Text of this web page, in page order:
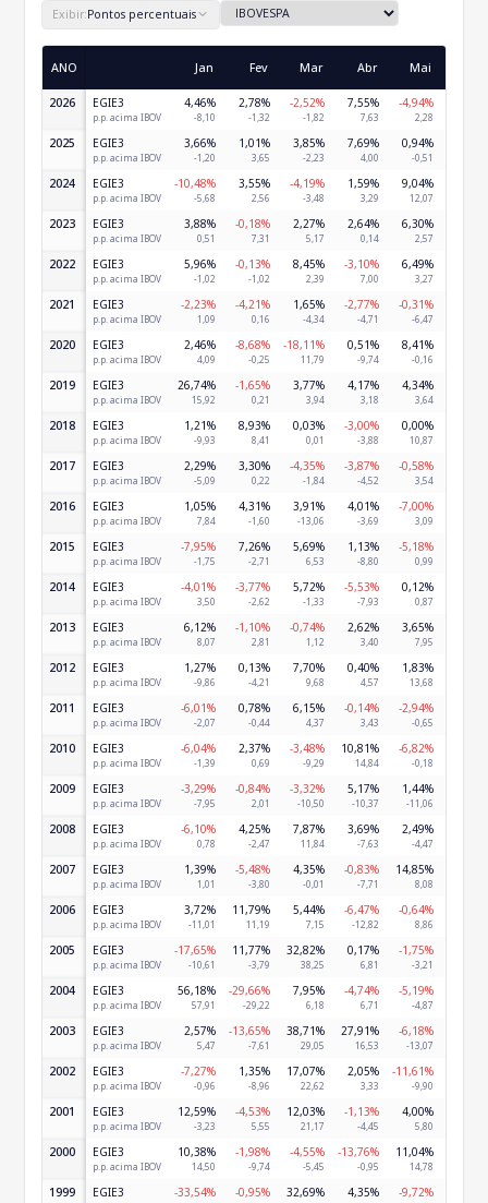
Exibir:Pontos percentuais
ANO Jan Fev Mar Abr Mai
2026 EGIE3
p.p. acima IBOV
4,46%
-8,10
2,78%
-1,32
-2,52%
-1,82
7,55%
7,63
-4,94%
2,28
2025 EGIE3
p.p. acima IBOV
3,66%
-1,20
1,01%
3,65
3,85%
-2,23
7,69%
4,00
0,94%
-0,51
2024 EGIE3
p.p. acima IBOV
-10,48%
-5,68
3,55%
2,56
-4,19%
-3,48
1,59%
3,29
9,04%
12,07
2023 EGIE3
p.p. acima IBOV
3,88%
0,51
-0,18%
7,31
2,27%
5,17
2,64%
0,14
6,30%
2,57
2022 EGIE3
p.p. acima IBOV
5,96%
-1,02
-0,13%
-1,02
8,45%
2,39
-3,10%
7,00
6,49%
3,27
2021 EGIE3
p.p. acima IBOV
-2,23%
1,09
-4,21%
0,16
1,65%
-4,34
-2,77%
-4,71
-0,31%
-6,47
2020 EGIE3
p.p. acima IBOV
2,46%
4,09
-8,68%
-0,25
-18,11%
11,79
0,51%
-9,74
8,41%
-0,16
2019 EGIE3
p.p. acima IBOV
26,74%
15,92
-1,65%
0,21
3,77%
3,94
4,17%
3,18
4,34%
3,64
2018 EGIE3
p.p. acima IBOV
1,21%
-9,93
8,93%
8,41
0,03%
0,01
-3,00%
-3,88
0,00%
10,87
2017 EGIE3
p.p. acima IBOV
2,29%
-5,09
3,30%
0,22
-4,35%
-1,84
-3,87%
-4,52
-0,58%
3,54
2016 EGIE3
p.p. acima IBOV
1,05%
7,84
4,31%
-1,60
3,91%
-13,06
4,01%
-3,69
-7,00%
3,09
2015 EGIE3
p.p. acima IBOV
-7,95%
-1,75
7,26%
-2,71
5,69%
6,53
1,13%
-8,80
-5,18%
0,99
2014 EGIE3
p.p. acima IBOV
-4,01%
3,50
-3,77%
-2,62
5,72%
-1,33
-5,53%
-7,93
0,12%
0,87
2013 EGIE3
p.p. acima IBOV
6,12%
8,07
-1,10%
2,81
-0,74%
1,12
2,62%
3,40
3,65%
7,95
2012 EGIE3
p.p. acima IBOV
1,27%
-9,86
0,13%
-4,21
7,70%
9,68
0,40%
4,57
1,83%
13,68
2011 EGIE3
p.p. acima IBOV
-6,01%
-2,07
0,78%
-0,44
6,15%
4,37
-0,14%
3,43
-2,94%
-0,65
2010 EGIE3
p.p. acima IBOV
-6,04%
-1,39
2,37%
0,69
-3,48%
-9,29
10,81%
14,84
-6,82%
-0,18
2009 EGIE3
p.p. acima IBOV
-3,29%
-7,95
-0,84%
2,01
-3,32%
-10,50
5,17%
-10,37
1,44%
-11,06
2008 EGIE3
p.p. acima IBOV
-6,10%
0,78
4,25%
-2,47
7,87%
11,84
3,69%
-7,63
2,49%
-4,47
2007 EGIE3
p.p. acima IBOV
1,39%
1,01
-5,48%
-3,80
4,35%
-0,01
-0,83%
-7,71
14,85%
8,08
2006 EGIE3
p.p. acima IBOV
3,72%
-11,01
11,79%
11,19
5,44%
7,15
-6,47%
-12,82
-0,64%
8,86
2005 EGIE3
p.p. acima IBOV
-17,65%
-10,61
11,77%
-3,79
32,82%
38,25
0,17%
6,81
-1,75%
-3,21
2004 EGIE3
p.p. acima IBOV
56,18%
57,91
-29,66%
-29,22
7,95%
6,18
-4,74%
6,71
-5,19%
-4,87
2003 EGIE3
p.p. acima IBOV
2,57%
5,47
-13,65%
-7,61
38,71%
29,05
27,91%
16,53
-6,18%
-13,07
2002 EGIE3
p.p. acima IBOV
-7,27%
-0,96
1,35%
-8,96
17,07%
22,62
2,05%
3,33
-11,61%
-9,90
2001 EGIE3
p.p. acima IBOV
12,59%
-3,23
-4,53%
5,55
12,03%
21,17
-1,13%
-4,45
4,00%
5,80
2000 EGIE3
p.p. acima IBOV
10,38%
14,50
-1,98%
-9,74
-4,55%
-5,45
-13,76%
-0,95
11,04%
14,78
1999 EGIE3 -33,54% -0,95% 32,69% 4,35% -9,72%